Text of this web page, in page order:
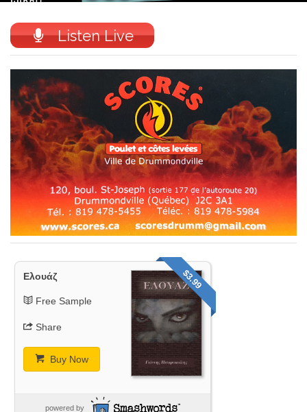
Listen Live
$3.99
Ελουάζ
Free Sample
Share
Buy Now
powered by